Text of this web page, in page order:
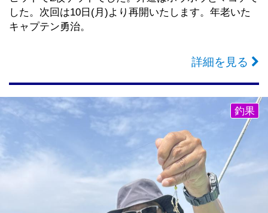
した。次回は10日(月)より再開いたします。年老いた
キャプテン勇治。
詳細を見る
釣果